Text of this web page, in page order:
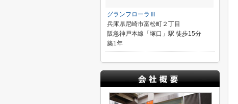
グランフローラⅢ
兵庫県尼崎市富松町２丁目
阪急神戸本線「塚口」駅 徒歩15分
築1年